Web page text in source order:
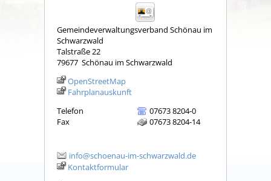
Gemeindeverwaltungsverband Schönau im
Schwarzwald
Talstraße 22
79677 Schönau im Schwarzwald
OpenStreetMap
Fahrplanauskunft
Telefon
07673 8204-0
Fax
07673 8204-14
info@schoenau-im-schwarzwald.de
Kontaktformular